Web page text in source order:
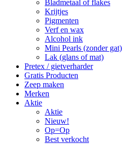
Bladmetaal of flakes
Krijtjes
Pigmenten
Verf en wax
Alcohol ink
Mini Pearls (zonder gat)
Lak (glans of mat)
Pretex / gietverharder
Gratis Producten
Zeep maken
Merken
Aktie
Aktie
Nieuw!
Op=Op
Best verkocht